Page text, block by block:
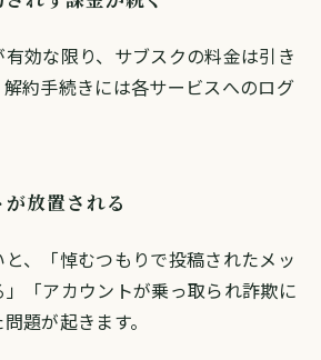
効な限り、サブスクの料金は引き
約手続きには各サービスへのログ
放置される
、「悼むつもりで投稿されたメッ
「アカウントが乗っ取られ詐欺に
題が起きます。